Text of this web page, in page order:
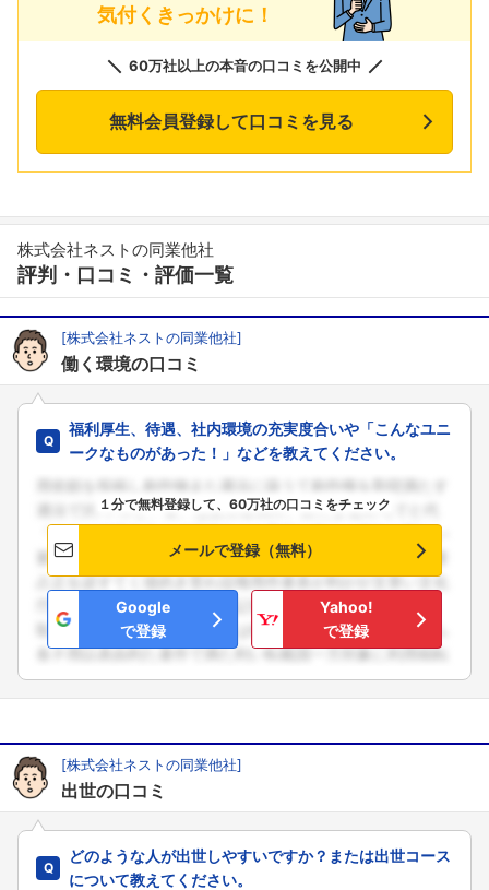
気付くきっかけに！
60万社以上の本音の口コミを公開中
無料会員登録して口コミを見る
株式会社ネストの同業他社
評判・口コミ・評価一覧
[株式会社ネストの同業他社]
働く環境の口コミ
福利厚生、待遇、社内環境の充実度合いや「こんなユニ
ークなものがあった！」などを教えてください。
１分で無料登録して、60万社の口コミをチェック
メールで登録（無料）
Google
で登録
Yahoo!
で登録
[株式会社ネストの同業他社]
出世の口コミ
どのような人が出世しやすいですか？または出世コース
について教えてください。